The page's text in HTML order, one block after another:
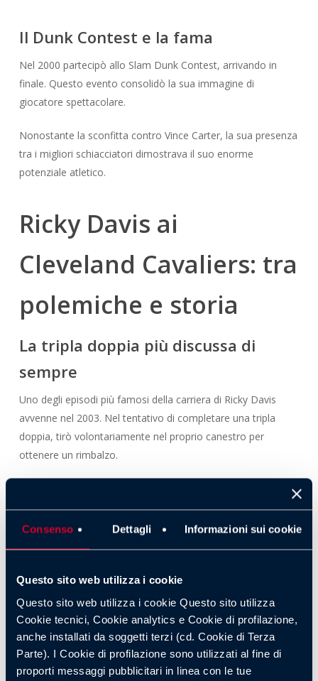
Consenso Dettagli Informazioni sui cookie
Questo sito web utilizza i cookie
Questo sito web utilizza i cookie Questo sito utilizza
Cookie tecnici, Cookie analytics e Cookie di profilazione,
anche installati da soggetti terzi (cd. Cookie di Terza
Parte). I Cookie di profilazione sono utilizzati al fine di
proporti messaggi pubblicitari in linea con le tue
Il Dunk Contest e la fama
Nel 2000 partecipò allo Slam Dunk Contest, arrivando in
finale. Questo evento consolidò la sua immagine di
giocatore spettacolare.
Nonostante la sconfitta contro Vince Carter, la sua presenza
tra i migliori schiacciatori dimostrava il suo enorme
potenziale atletico.
Ricky Davis ai
Cleveland Cavaliers: tra
polemiche e storia
La tripla doppia più discussa di
sempre
Uno degli episodi più famosi della carriera di Ricky Davis
avvenne nel 2003. Nel tentativo di completare una tripla
doppia, tirò volontariamente nel proprio canestro per
ottenere un rimbalzo.
viene citato tra i momenti più controversi della NBA. Per
approfondire episodi simili e curiosità sportive, puoi visitare
Il rapporto con LeBron James
Quando Cleveland selezionò LeBron James, Davis non
accolse la notizia con entusiasmo. Anzi, lo considerava un
semplice supporto al suo gioco offensivo.